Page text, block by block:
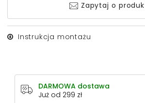
Zapytaj o
Instrukcja montażu
DARMOWA dostawa
Już od 299 zł